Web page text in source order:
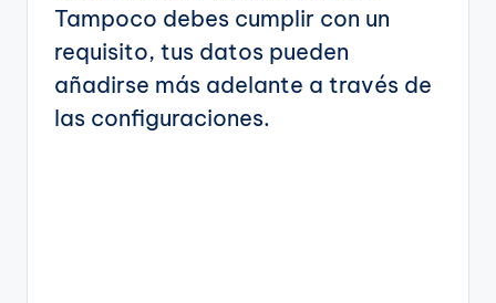
Tampoco debes cumplir con un
requisito, tus datos pueden
añadirse más adelante a través de
las configuraciones.